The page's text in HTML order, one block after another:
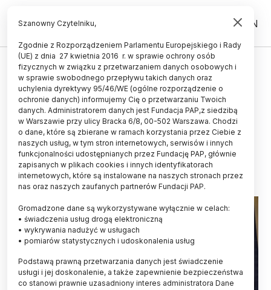
PL EN
ŻYCIE
Prof. Jemielity: "chemia klik"
rewolucjonizuje nauki
przyrodnicze
KAROLINA DUSZCZYK
05.10.2022
aktualizacja: 06.10.2022
3 minuty czytania
Szanowny Czytelniku,
Zgodnie z Rozporządzeniem Parlamentu Europejskiego i Rady
(UE) z dnia 27 kwietnia 2016 r. w sprawie ochrony osób
fizycznych w związku z przetwarzaniem danych osobowych i
w sprawie swobodnego przepływu takich danych oraz
uchylenia dyrektywy 95/46/WE (ogólne rozporządzenie o
ochronie danych) informujemy Cię o przetwarzaniu Twoich
danych. Administratorem danych jest Fundacja PAP,z siedzibą
w Warszawie przy ulicy Bracka 6/8, 00-502 Warszawa. Chodzi
o dane, które są zbierane w ramach korzystania przez Ciebie z
naszych usług, w tym stron internetowych, serwisów i innych
funkcjonalności udostępnianych przez Fundację PAP, głównie
zapisanych w plikach cookies i innych identyfikatorach
internetowych, które są instalowane na naszych stronach przez
nas oraz naszych zaufanych partnerów Fundacji PAP.
Gromadzone dane są wykorzystywane wyłącznie w celach:
• świadczenia usług drogą elektroniczną
• wykrywania nadużyć w usługach
• pomiarów statystycznych i udoskonalenia usług
Podstawą prawną przetwarzania danych jest świadczenie
usługi i jej doskonalenie, a także zapewnienie bezpieczeństwa
co stanowi prawnie uzasadniony interes administratora Dane